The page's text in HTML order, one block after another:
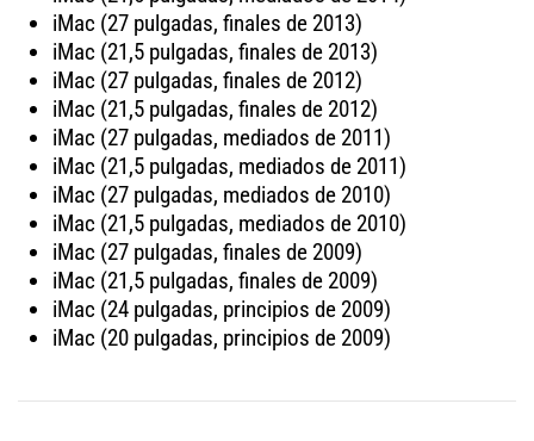
iMac (27 pulgadas, finales de 2013)
iMac (21,5 pulgadas, finales de 2013)
iMac (27 pulgadas, finales de 2012)
iMac (21,5 pulgadas, finales de 2012)
iMac (27 pulgadas, mediados de 2011)
iMac (21,5 pulgadas, mediados de 2011)
iMac (27 pulgadas, mediados de 2010)
iMac (21,5 pulgadas, mediados de 2010)
iMac (27 pulgadas, finales de 2009)
iMac (21,5 pulgadas, finales de 2009)
iMac (24 pulgadas, principios de 2009)
iMac (20 pulgadas, principios de 2009)